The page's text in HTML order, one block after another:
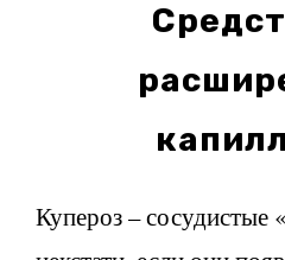
Купероз – сосудистые